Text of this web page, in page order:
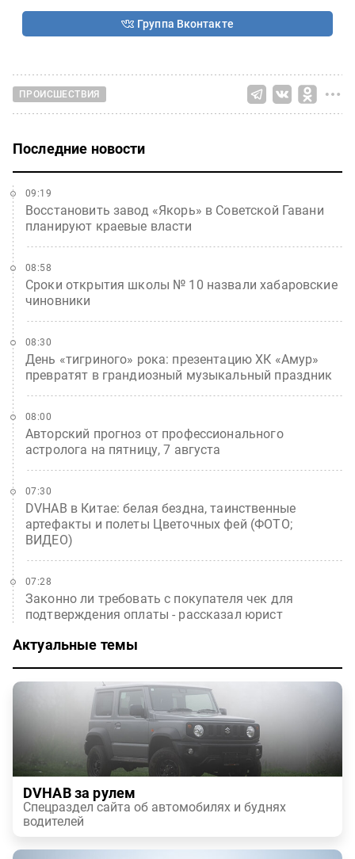
Группа Вконтакте
ПРОИСШЕСТВИЯ
Последние новости
Восстановить завод «Якорь» в Советской Гавани
планируют краевые власти
09:19
Сроки открытия школы № 10 назвали хабаровские
чиновники
08:58
День «тигриного» рока: презентацию ХК «Амур»
превратят в грандиозный музыкальный праздник
08:30
Авторский прогноз от профессионального
астролога на пятницу, 7 августа
08:00
DVHAB в Китае: белая бездна, таинственные
артефакты и полеты Цветочных фей (ФОТО;
ВИДЕО)
07:30
Законно ли требовать с покупателя чек для
подтверждения оплаты - рассказал юрист
07:28
Актуальные темы
DVHAB за рулем
Спецраздел сайта об автомобилях и буднях
водителей